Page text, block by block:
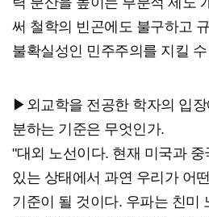
써 철학의 빈곤에도 불구하고
불확실성인 민주주의를 지킬
▶외교학을 전공한 학자의 입
분하는 기준은 무엇인가.
"대외 노선이다. 현재 미국과
있는 상태에서 과연 우리가 어
기준이 될 것이다. 우파는 친미